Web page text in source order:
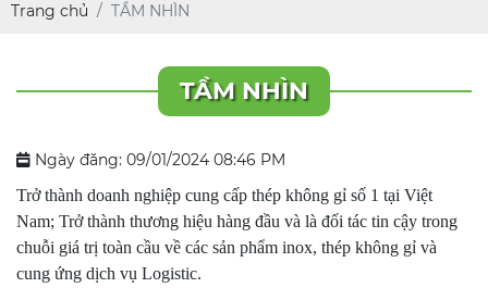
Trang chủ TẦM NHÌN
TẦM NHÌN
Ngày đăng: 09/01/2024 08:46 PM
Trở thành doanh nghiệp cung cấp thép không gỉ số 1 tại Việt
Nam; Trở thành thương hiệu hàng đầu và là đối tác tin cậy trong
chuỗi giá trị toàn cầu về các sản phẩm inox, thép không gỉ và
cung ứng dịch vụ Logistic.